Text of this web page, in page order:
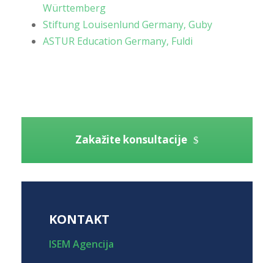
Württemberg
Stiftung Louisenlund Germany, Guby
ASTUR Education Germany, Fuldi
Zakažite konsultacije
KONTAKT
ISEM Agencija